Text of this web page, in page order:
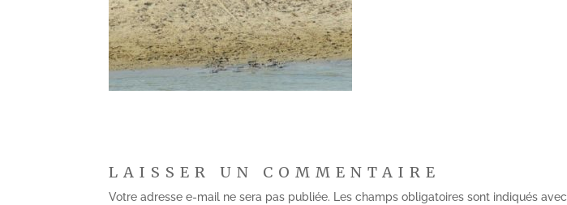
LAISSER UN COMMENTAIRE
Votre adresse e-mail ne sera pas publiée. Les champs obligatoires sont indiqués avec